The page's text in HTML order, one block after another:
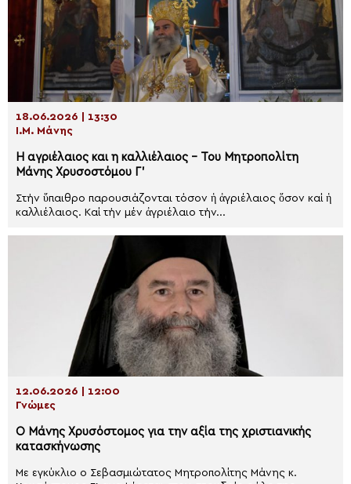
18.06.2026 | 13:30
Ι.Μ. Μάνης
Η αγριέλαιος και η καλλιέλαιος – Του Μητροπολίτη
Μάνης Χρυσοστόμου Γ’
Στήν ὕπαιθρο παρουσιάζονται τόσον ἡ ἀγριέλαιος ὅσον καί ἡ
καλλιέλαιος. Καί τήν μέν ἀγριέλαιο τήν...
12.06.2026 | 12:00
Γνώμες
Ο Μάνης Χρυσόστομος για την αξία της χριστιανικής
κατασκήνωσης
Με εγκύκλιο ο Σεβασμιώτατος Μητροπολίτης Μάνης κ.